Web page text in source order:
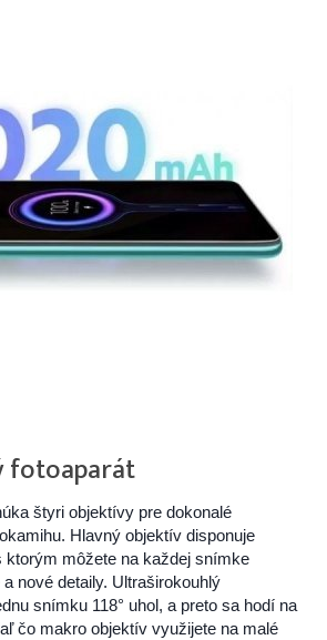
fotoaparát
štyri objektívy pre dokonalé
Hlavný objektív disponuje
ktorým môžete na každej snímke
nové detaily. Ultraširokouhlý
snímku 118° uhol, a preto sa hodí na
čo makro objektív využijete na malé